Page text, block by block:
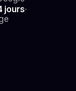
jours·